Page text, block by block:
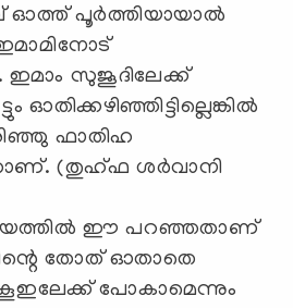
ഓത്ത് പൂര്‍ത്തിയായാല്‍
സുജൂദിലേക്ക്
ഫാതിഹ
(തുഹ്ഫ ശര്‍വാനി
ഈ പറഞ്ഞതാണ്
തോത് ഓതാതെ
പോകാമെന്നും